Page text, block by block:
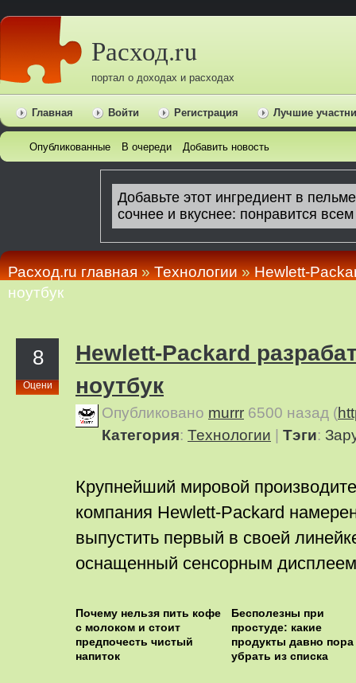
Расход.ru
портал о доходах и расходах
Главная Войти Регистрация Лучшие
Опубликованные В очереди Добавить новость
Расход.ru главная»Технологии»Hewlett-
ноутбук
8
Оцени
Hewlett-Packard
ноутбук
Опубликовано murrr 6500 назад (
Категория: Технологии Тэги:
Крупнейший мировой
компания Hewlett-Packard
выпустить первый в своей
оснащенный сенсорным
Почему нельзя пить кофе
с молоком и стоит
предпочесть чистый
напиток
Бесполезны при
простуде: какие
продукты давно пора
убрать из списка